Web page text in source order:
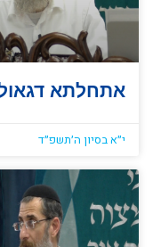
אתחלתא
י״א בסיון ה׳תשפ״ד